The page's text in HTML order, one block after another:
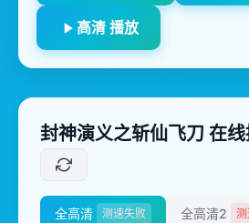
高清 播放
封神演义之斩仙飞刀 在
全高清 测速失败 全高清2